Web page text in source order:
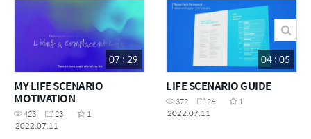
07 : 29
MY LIFE SCENARIO
MOTIVATION
423 23
1
2022.07.11
04 : 05
LIFE SCENARIO GUIDE
372 26
1
2022.07.11